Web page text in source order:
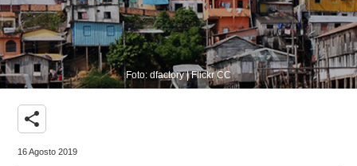
Foto: dfactory | Flickr CC
share
16 Agosto 2019